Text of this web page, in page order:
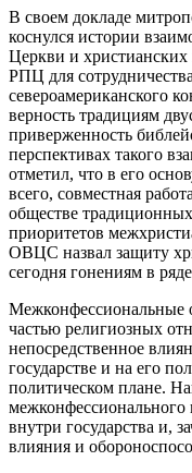
В своем докладе
коснулся истории
Церкви и
РПЦ для
североамериканского
верность традициям
приверженность
перспективах такого
отметил, что в его
всего, совместная
обществе
приоритетов
ОВЦС назвал защиту
сегодня гонениям в
Межконфессиональные
частью религиозных
непосредственное
государстве и на его
политическом плане.
межконфессионального
внутри государства и,
влияния и